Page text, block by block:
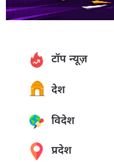
टॉप न्यूज़
देश
विदेश
प्रदेश